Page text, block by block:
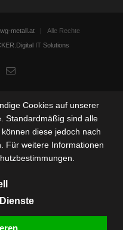
metall.at | Alle Rechte
IT Solutions
Email
Cookies auf unserer
Standardmäßig sind alle
diese jedoch nach
Für weitere Informationen